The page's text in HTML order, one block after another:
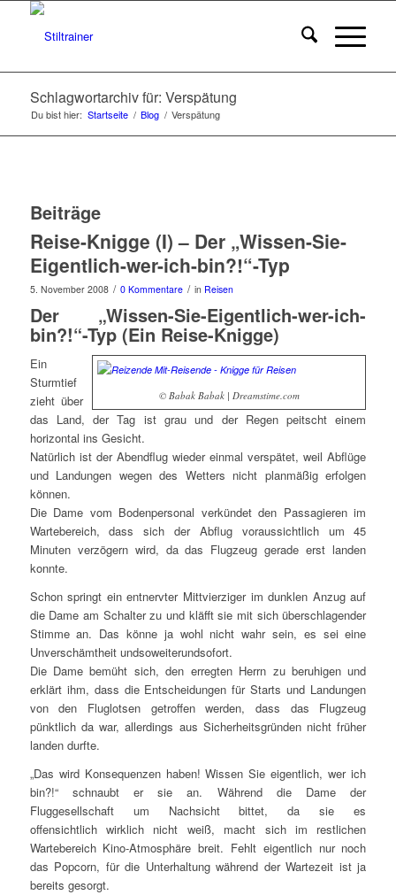
Schlagwortarchiv für: Verspätung
Du bist hier: Startseite / Blog / Verspätung
Beiträge
Reise-Knigge (I) – Der „Wissen-Sie-
Eigentlich-wer-ich-bin?!“-Typ
5. November 2008 / 0 Kommentare / in Reisen
Der „Wissen-Sie-Eigentlich-wer-ich-
bin?!“-Typ (Ein Reise-Knigge)
© Babak Babak | Dreamstime.com
Ein
Sturmtief
zieht über
das Land, der Tag ist grau und der Regen peitscht einem
horizontal ins Gesicht.
Natürlich ist der Abendflug wieder einmal verspätet, weil Abflüge
und Landungen wegen des Wetters nicht planmäßig erfolgen
können.
Die Dame vom Bodenpersonal verkündet den Passagieren im
Wartebereich, dass sich der Abflug voraussichtlich um 45
Minuten verzögern wird, da das Flugzeug gerade erst landen
konnte.
Schon springt ein entnervter Mittvierziger im dunklen Anzug auf
die Dame am Schalter zu und kläfft sie mit sich überschlagender
Stimme an. Das könne ja wohl nicht wahr sein, es sei eine
Unverschämtheit undsoweiterundsofort.
Die Dame bemüht sich, den erregten Herrn zu beruhigen und
erklärt ihm, dass die Entscheidungen für Starts und Landungen
von den Fluglotsen getroffen werden, dass das Flugzeug
pünktlich da war, allerdings aus Sicherheitsgründen nicht früher
landen durfte.
„Das wird Konsequenzen haben! Wissen Sie eigentlich, wer ich
bin?!“ schnaubt er sie an. Während die Dame der
Fluggesellschaft um Nachsicht bittet, da sie es
offensichtlich wirklich nicht weiß, macht sich im restlichen
Wartebereich Kino-Atmosphäre breit. Fehlt eigentlich nur noch
das Popcorn, für die Unterhaltung während der Wartezeit ist ja
bereits gesorgt.